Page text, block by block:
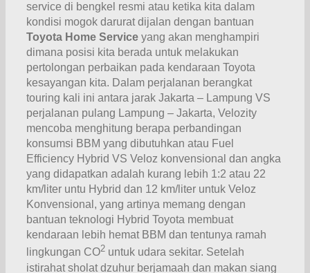
service di bengkel resmi atau ketika kita dalam
kondisi mogok darurat dijalan dengan bantuan
Toyota Home Service yang akan menghampiri
dimana posisi kita berada untuk melakukan
pertolongan perbaikan pada kendaraan Toyota
kesayangan kita. Dalam perjalanan berangkat
touring kali ini antara jarak Jakarta – Lampung VS
perjalanan pulang Lampung – Jakarta, Velozity
mencoba menghitung berapa perbandingan
konsumsi BBM yang dibutuhkan atau Fuel
Efficiency Hybrid VS Veloz konvensional dan angka
yang didapatkan adalah kurang lebih 1:2 atau 22
km/liter untu Hybrid dan 12 km/liter untuk Veloz
Konvensional, yang artinya memang dengan
bantuan teknologi Hybrid Toyota membuat
kendaraan lebih hemat BBM dan tentunya ramah
lingkungan CO2 untuk udara sekitar. Setelah
istirahat sholat dzuhur berjamaah dan makan siang